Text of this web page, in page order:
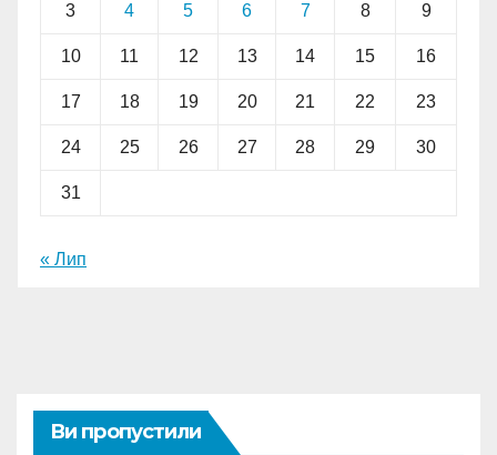
3 4 5 6 7 8 9
10 11 12 13 14 15 16
17 18 19 20 21 22 23
24 25 26 27 28 29 30
31
« Лип
Ви пропустили